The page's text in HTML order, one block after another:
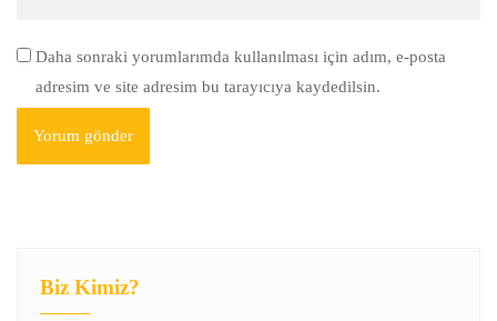
Daha sonraki yorumlarımda kullanılması için adım, e-posta
adresim ve site adresim bu tarayıcıya kaydedilsin.
Biz Kimiz?